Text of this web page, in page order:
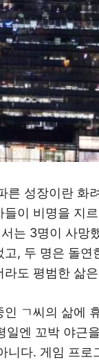
른 성장이란 화
이 비명을 지
는 3명이 사망
고, 두 명은 돌연
라도 평범한 삶
ㄱ씨의 삶에
일엔 꼬박 야근
니다. 게임 프로